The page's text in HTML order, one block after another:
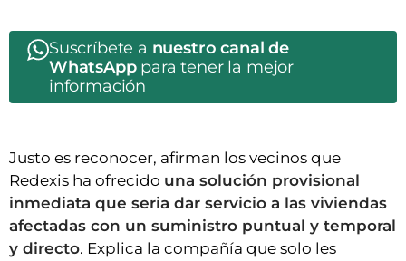
Suscríbete a nuestro canal de
WhatsApppara tener la mejor
información
Justo es reconocer, afirman los vecinos que
Redexis ha ofrecido una solución provisional
inmediata que seria dar servicio a las viviendas
afectadas con un suministro puntual y temporal
y directo. Explica la compañía que solo les